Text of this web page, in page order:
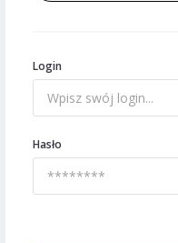
Login
Hasło